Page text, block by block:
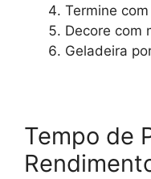
Termine
Decore com
Geladeira
Tempo de